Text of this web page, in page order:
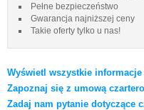
Pełne bezpieczeństwo
Gwarancja najniższej ceny
Takie oferty tylko u nas!
Wyświetl wszystkie
Zapoznaj się z umową
Zadaj nam pytanie dotyczące